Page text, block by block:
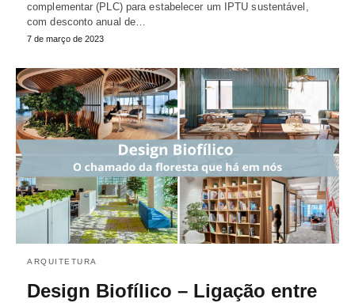
complementar (PLC) para estabelecer um IPTU sustentável,
com desconto anual de…
7 de março de 2023
ARQUITETURA
Design Biofílico – Ligação entre